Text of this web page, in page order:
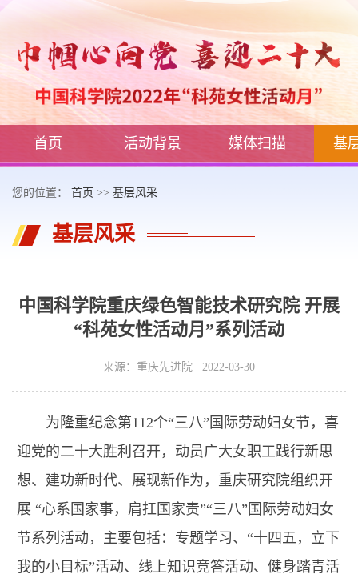
首页 活动背景 媒体扫描 基
您的位置： 首页 >> 基层风采
基层风采
中国科学院重庆绿色智能技术研究院 开展
“科苑女性活动月”系列活动
来源：重庆先进院 2022-03-30
为隆重纪念第112个“三八”国际劳动妇女节，喜
迎党的二十大胜利召开，动员广大女职工践行新思
想、建功新时代、展现新作为，重庆研究院组织开
展 “心系国家事，肩扛国家责”“三八”国际劳动妇女
节系列活动，主要包括：专题学习、“十四五，立下
我的小目标”活动、线上知识竞答活动、健身踏青活